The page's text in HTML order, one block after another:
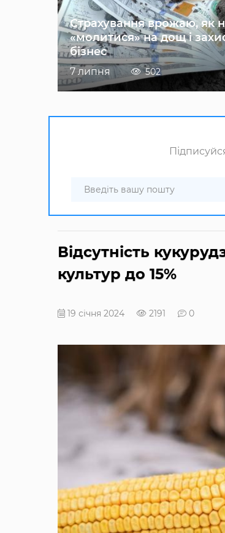
Страхування врожаю, як
«молитися» на дощ і
бізнес
7 липня 502
Відсутність
культур до 15%
19 січня 2024 2191 0